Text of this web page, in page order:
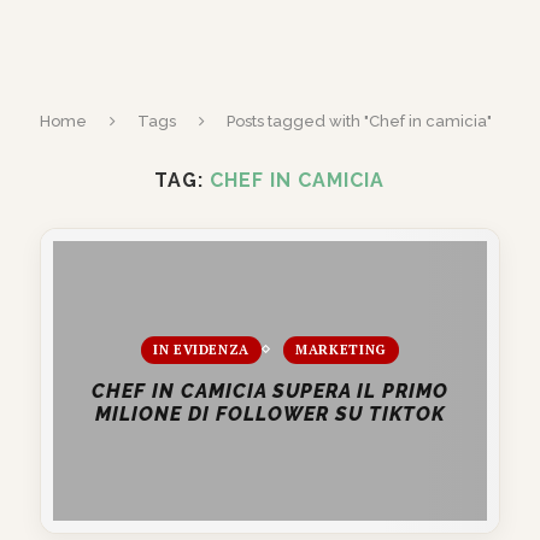
Home Tags Posts tagged with "Chef in camicia"
TAG: CHEF IN CAMICIA
IN EVIDENZA MARKETING
CHEF IN CAMICIA SUPERA IL PRIMO
MILIONE DI FOLLOWER SU TIKTOK